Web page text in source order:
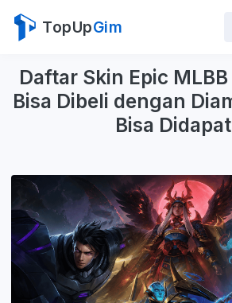
TopUpGim
Daftar Skin Epic
Bisa Dibeli dengan
Bisa